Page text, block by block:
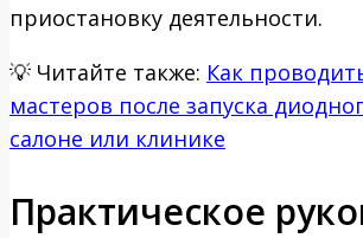
приостановку деятельности.
💡 Читайте также: Как
мастеров после запуска
салоне или клинике
Практическое